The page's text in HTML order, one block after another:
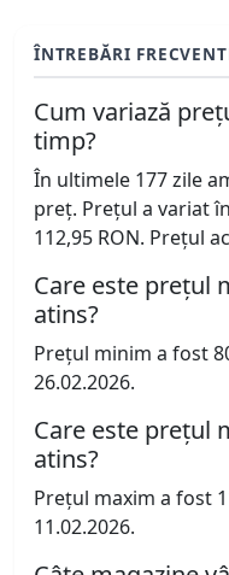
ÎNTREBĂRI
Cum variază
timp?
În ultimele 177 zile
preț. Prețul a variat
112,95 RON. Prețul
Care este prețul
atins?
Prețul minim a fost
26.02.2026.
Care este prețul
atins?
Prețul maxim a fost
11.02.2026.